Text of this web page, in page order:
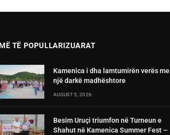
MË TË POPULLARIZUARAT
Kamenica i dha lamtumirën verës me
një darkë madhështore
AUGUST 5, 2026
Besim Uruçi triumfon në Turneun e
Shahut në Kamenica Summer Fest –